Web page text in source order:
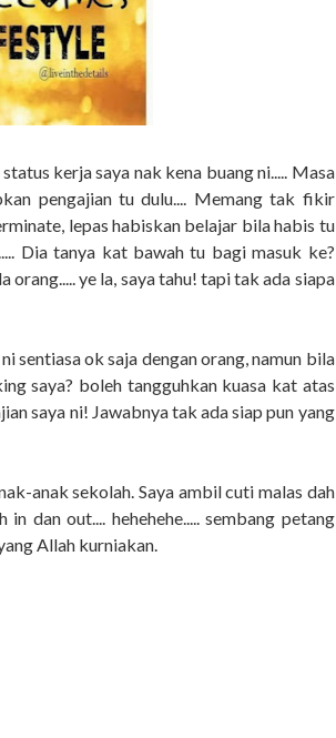
kerja saya nak kena buang ni..... Masa
pengajian tu dulu.... Memang tak fikir
lepas habiskan belajar bila habis tu
Dia tanya kat bawah tu bagi masuk ke?
ye la, saya tahu! tapi tak ada siapa
sentiasa ok saja dengan orang, namun bila
saya? boleh tangguhkan kuasa kat atas
saya ni! Jawabnya tak ada siap pun yang
anak sekolah. Saya ambil cuti malas dah
dan out.... hehehehe..... sembang petang
Allah kurniakan.